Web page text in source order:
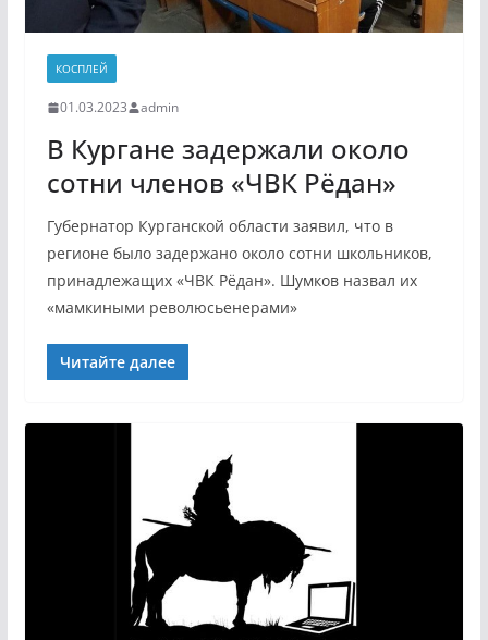
КОСПЛЕЙ
01.03.2023 admin
В Кургане задержали около
сотни членов «ЧВК Рёдан»
Губернатор Курганской области заявил, что в
регионе было задержано около сотни школьников,
принадлежащих «ЧВК Рёдан». Шумков назвал их
«мамкиными революсьенерами»
Читайте далее